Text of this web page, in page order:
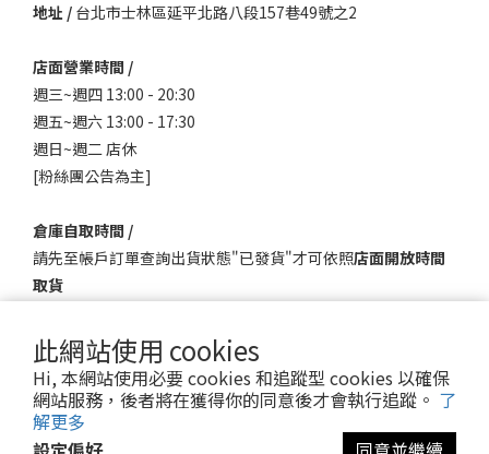
此網站使用 cookies
Hi, 本網站使用必要 cookies 和追蹤型 cookies 以確保
網站服務，後者將在獲得你的同意後才會執行追蹤。 了
解更多
地址 / 台北市士林區延平北路八段157巷49號之2
店面營業時間 /
週三~週四 13:00 - 20:30
週五~週六 13:00 - 17:30
週日~週二 店休
[粉絲團公告為主]
倉庫自取時間 /
請先至帳戶訂單查詢出貨狀態"已發貨"才可依照店面開放時間
取貨